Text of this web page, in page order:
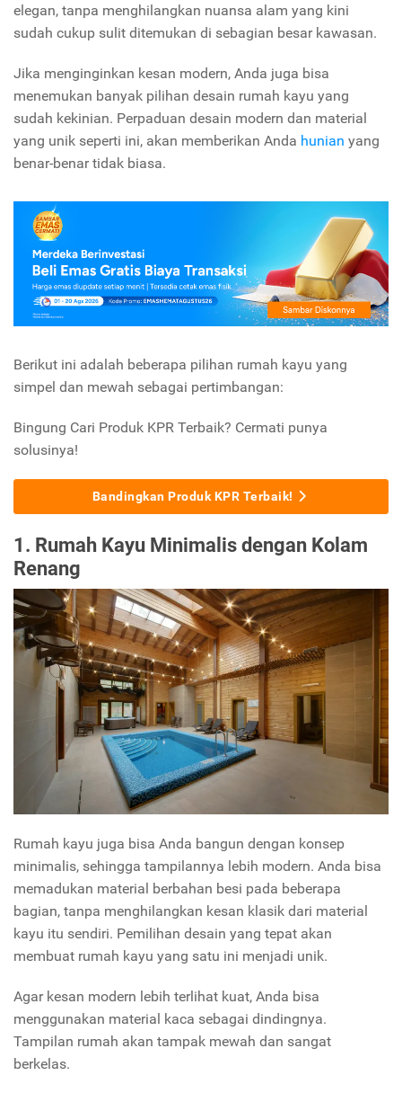
elegan, tanpa menghilangkan nuansa alam yang kini
sudah cukup sulit ditemukan di sebagian besar kawasan.
Jika menginginkan kesan modern, Anda juga bisa
menemukan banyak pilihan desain rumah kayu yang
sudah kekinian. Perpaduan desain modern dan material
yang unik seperti ini, akan memberikan Anda hunian yang
benar-benar tidak biasa.
Berikut ini adalah beberapa pilihan rumah kayu yang
simpel dan mewah sebagai pertimbangan:
Bingung Cari Produk KPR Terbaik? Cermati punya
solusinya!
Bandingkan Produk KPR Terbaik!
1. Rumah Kayu Minimalis dengan Kolam
Renang
Rumah kayu juga bisa Anda bangun dengan konsep
minimalis, sehingga tampilannya lebih modern. Anda bisa
memadukan material berbahan besi pada beberapa
bagian, tanpa menghilangkan kesan klasik dari material
kayu itu sendiri. Pemilihan desain yang tepat akan
membuat rumah kayu yang satu ini menjadi unik.
Agar kesan modern lebih terlihat kuat, Anda bisa
menggunakan material kaca sebagai dindingnya.
Tampilan rumah akan tampak mewah dan sangat
berkelas.